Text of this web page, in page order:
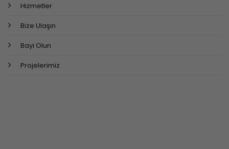
Hizmetler
Bize Ulaşın
Bayi Olun
Projelerimiz